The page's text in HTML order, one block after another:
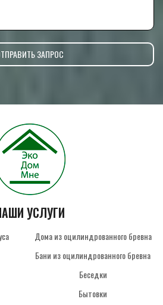
УСЛУГИ
Дома из оцилиндрованного бревна
Бани из оцилиндрованного бревна
Беседки
Бытовки